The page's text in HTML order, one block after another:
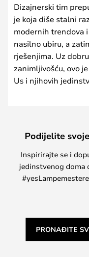
Dizajnerski tim
je koja diše stalni
modernih trendova
nasilno ubiru, a
rješenjima. Uz
zanimljivošću, ovo
Us i njihovih
Podijelite
Inspirirajte se i
jedinstvenog doma
PRONAĐITE